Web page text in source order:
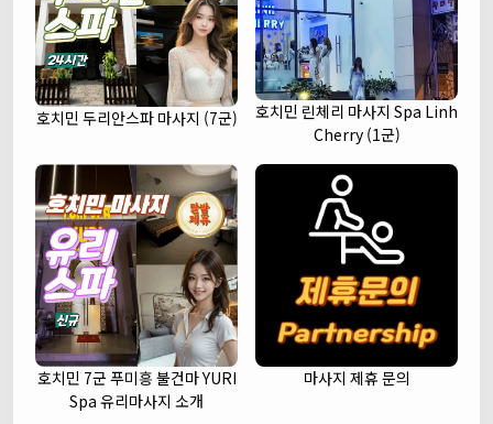
호치민 두리안스파 마사지 (7군)
호치민 린체리 마사지 Spa Linh
Cherry (1군)
호치민 7군 푸미흥 불건마 YURI
Spa 유리마사지 소개
마사지 제휴 문의